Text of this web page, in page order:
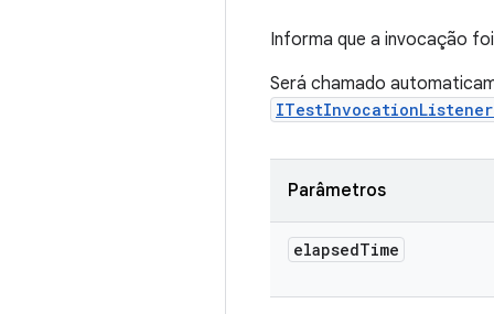
Informa que a invocação
Será chamado
Parâmetros
elapsedTime